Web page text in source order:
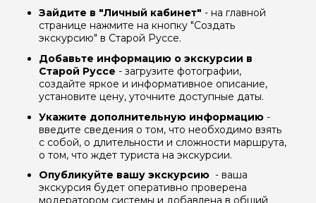
Зайдите в "Личный кабинет" - на главной
странице нажмите на кнопку "Создать
экскурсию" в Старой Руссе.
Добавьте информацию о экскурсии в
Старой Руссе - загрузите фотографии,
создайте яркое и информативное описание,
установите цену, уточните доступные даты.
Укажите дополнительную информацию -
введите сведения о том, что необходимо взять
с собой, о длительности и сложности маршрута,
о том, что ждет туриста на экскурсии.
Опубликуйте вашу экскурсию - ваша
экскурсия будет оперативно проверена
модератором системы и добавлена в общий
Я даю своё согласие на обработку персональных
данных
Отправить